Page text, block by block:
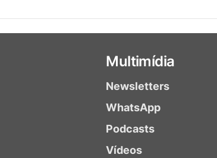
Multimídia
Newsletters
WhatsApp
Podcasts
Vídeos